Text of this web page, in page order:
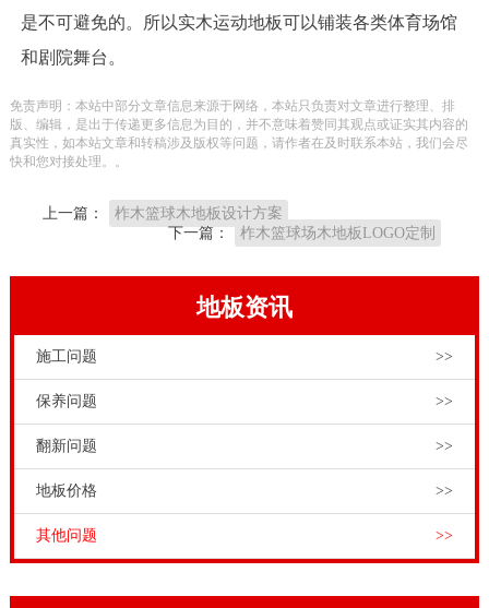
是不可避免的。所以实木运动地板可以铺装各类体育场馆
和剧院舞台。
免责声明：本站中部分文章信息来源于网络，本站只负责对文章进行整理、排
版、编辑，是出于传递更多信息为目的，并不意味着赞同其观点或证实其内容的
真实性，如本站文章和转稿涉及版权等问题，请作者在及时联系本站，我们会尽
快和您对接处理。。
上一篇：
柞木篮球木地板设计方案
下一篇：
柞木篮球场木地板LOGO定制
地板资讯
施工问题 >>
保养问题 >>
翻新问题 >>
地板价格 >>
其他问题 >>